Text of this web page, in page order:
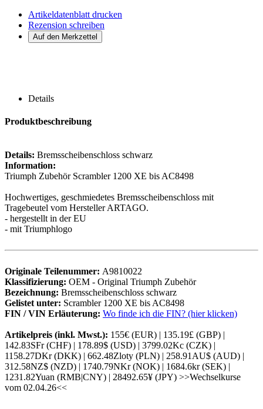
Artikeldatenblatt drucken
Rezension schreiben
Details
Produktbeschreibung
Details: Bremsscheibenschloss schwarz
Information:
Triumph Zubehör Scrambler 1200 XE bis AC8498
Hochwertiges, geschmiedetes Bremsscheibenschloss mit
Tragebeutel vom Hersteller ARTAGO.
- hergestellt in der EU
- mit Triumphlogo
Originale Teilenummer: A9810022
Klassifizierung: OEM - Original Triumph Zubehör
Bezeichnung: Bremsscheibenschloss schwarz
Gelistet unter: Scrambler 1200 XE bis AC8498
FIN / VIN Erläuterung: Wo finde ich die FIN? (hier klicken)
Artikelpreis (inkl. Mwst.): 155€ (EUR) | 135.19£ (GBP) |
142.83SFr (CHF) | 178.89$ (USD) | 3799.02Kc (CZK) |
1158.27DKr (DKK) | 662.48Zloty (PLN) | 258.91AU$ (AUD) |
312.58NZ$ (NZD) | 1740.79NKr (NOK) | 1684.6kr (SEK) |
1231.82Yuan (RMB|CNY) | 28492.65¥ (JPY) >>Wechselkurse
vom 02.04.26<<